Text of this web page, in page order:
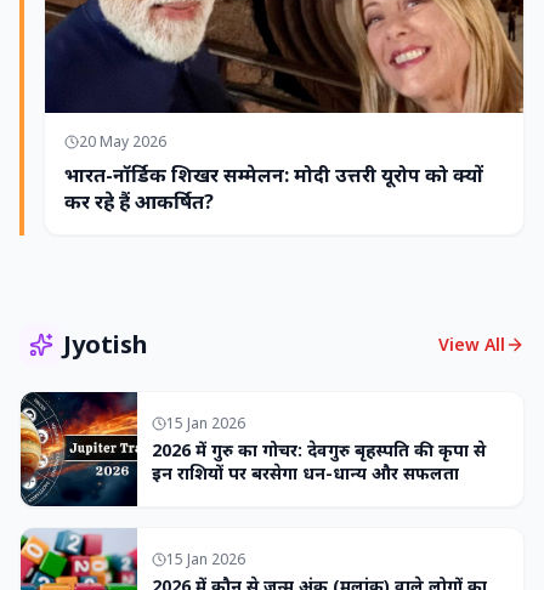
20 May 2026
भारत-नॉर्डिक शिखर सम्मेलन: मोदी उत्तरी यूरोप को क्यों
कर रहे हैं आकर्षित?
Jyotish View All
15 Jan 2026
2026 में गुरु का गोचर: देवगुरु बृहस्पति की कृपा से
इन राशियों पर बरसेगा धन-धान्य और सफलता
15 Jan 2026